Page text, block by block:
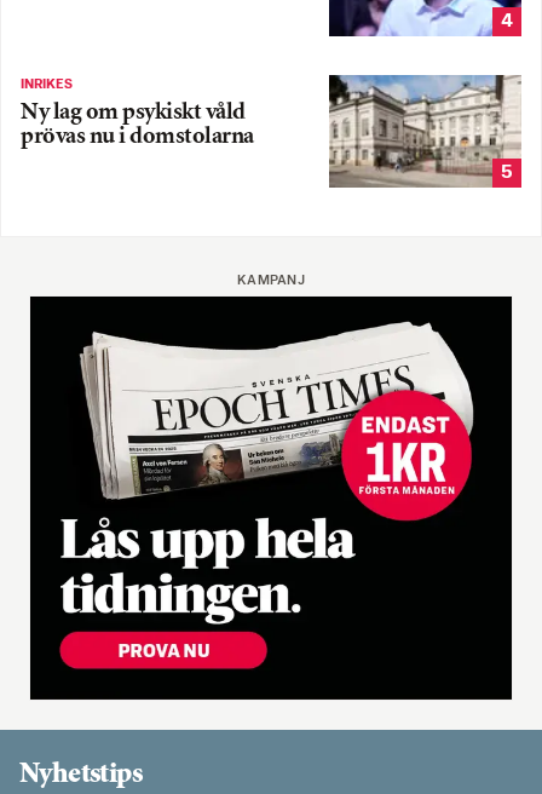
4
INRIKES
Ny lag om psykiskt våld
prövas nu i domstolarna
5
KAMPANJ
Nyhetstips